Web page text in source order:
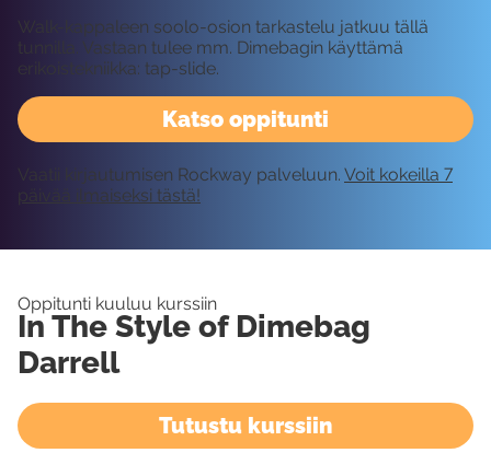
Katso oppitunti
Walk-kappaleen soolo-osion tarkastelu jatkuu tällä
tunnilla. Vastaan tulee mm. Dimebagin käyttämä
erikoistekniikka: tap-slide.
Vaatii kirjautumisen Rockway palveluun. Voit kokeilla 7
päivää ilmaiseksi tästä!
Oppitunti kuuluu kurssiin
In The Style of Dimebag
Darrell
Tutustu kurssiin